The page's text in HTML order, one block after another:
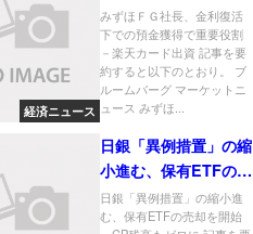
経済ニュース
重要役割－楽天カード
出資
みずほＦＧ社長、金利復活
下での預金獲得で重要役割
－楽天カード出資 記事を要
約すると以下のとおり。 ブ
ルームバーグ マーケットニ
ュース みずほ...
日銀「異例措置」の縮
小進む、保有ETFの売
却を開始－CP残高も
ゼロに
日銀「異例措置」の縮小進
む、保有ETFの売却を開始